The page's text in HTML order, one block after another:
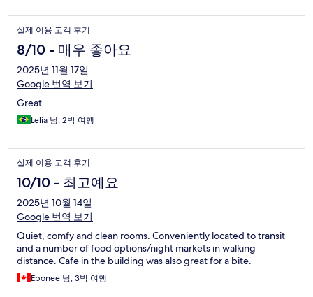
실제 이용 고객 후기
8/10 - 매우 좋아요
2025년 11월 17일
Google 번역 보기
Great
Lelia 님, 2박 여행
실제 이용 고객 후기
10/10 - 최고예요
2025년 10월 14일
Google 번역 보기
Quiet, comfy and clean rooms. Conveniently located to transit
and a number of food options/night markets in walking
distance. Cafe in the building was also great for a bite.
Ebonee 님, 3박 여행